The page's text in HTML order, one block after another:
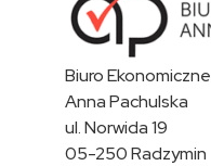
Biuro Ekonomiczne
Anna Pachulska
ul. Norwida 19
05-250 Radzymin